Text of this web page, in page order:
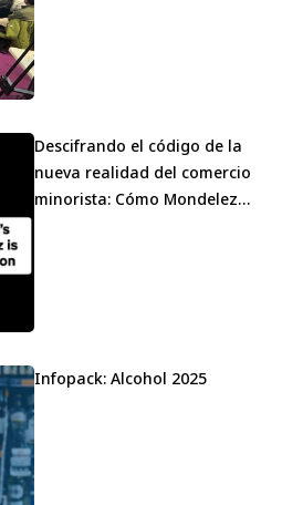
Descifrando el código de la
nueva realidad del comercio
minorista: Cómo Mondelez
Infopack: Alcohol 2025